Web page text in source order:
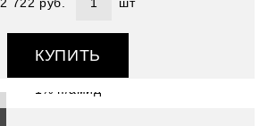
КУПИТЬ
Артикул : 3410852-02
Размер (см) : 70х180
1% п/амид